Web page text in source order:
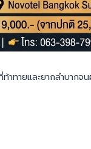
าทายและยากลำบาก